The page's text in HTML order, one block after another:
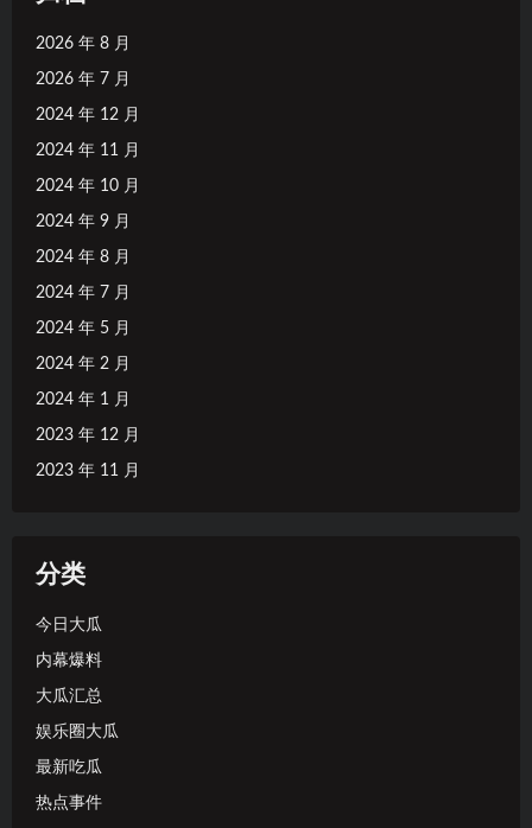
2026 年 8 月
2026 年 7 月
2024 年 12 月
2024 年 11 月
2024 年 10 月
2024 年 9 月
2024 年 8 月
2024 年 7 月
2024 年 5 月
2024 年 2 月
2024 年 1 月
2023 年 12 月
2023 年 11 月
分类
今日大瓜
内幕爆料
大瓜汇总
娱乐圈大瓜
最新吃瓜
热点事件